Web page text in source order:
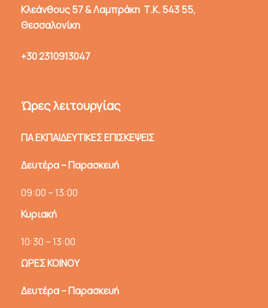
Κλεάνθους 57 & Λαμπράκη Τ.Κ. 543 55,
Θεσσαλονίκη
+30 2310913047
Ώρες λειτουργίας
ΓΙΑ ΕΚΠΑΙΔΕΥΤΙΚΕΣ ΕΠΙΣΚΕΨΕΙΣ
Δευτέρα – Παρασκευή
09:00 – 13:00
Κυριακή
10:30 – 13:00
ΩΡΕΣ ΚΟΙΝΟΥ
Δευτέρα – Παρασκευή